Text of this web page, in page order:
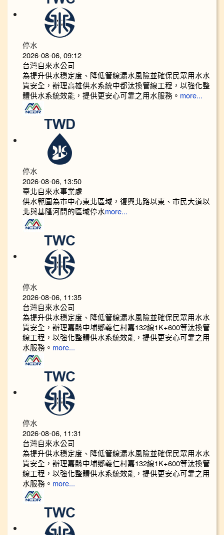
停水
2026-08-06, 09:12
台灣自來水公司
為提升供水穩定度、降低管線漏水風險並確保民眾用水水
質安全，辦理高雄供水系統中都汰換管線工程，以強化整
體供水系統效能，提供更安心可靠之用水服務。 more...
停水
2026-08-06, 13:50
臺北自來水事業處
供水範圍為市中心東北區域，復興北路以東、市民大道以
北與基隆河間的區域停水more...
停水
2026-08-06, 11:35
台灣自來水公司
為提升供水穩定度、降低管線漏水風險並確保民眾用水水
質安全，辦理嘉縣中埔鄉義仁村嘉132線1K+600等汰換管
線工程，以強化整體供水系統效能，提供更安心可靠之用
水服務。 more...
停水
2026-08-06, 11:31
台灣自來水公司
為提升供水穩定度、降低管線漏水風險並確保民眾用水水
質安全，辦理嘉縣中埔鄉義仁村嘉132線1K+600等汰換管
線工程，以強化整體供水系統效能，提供更安心可靠之用
水服務。 more...